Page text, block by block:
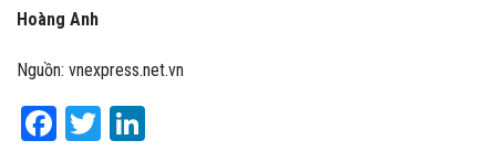
Hoàng Anh
Nguồn: vnexpress.net.vn
Facebook
Twitter